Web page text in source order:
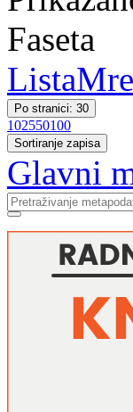
Faseta
Lista
Po stranici: 30
102550100
Sortiranje zapisa
Glavni